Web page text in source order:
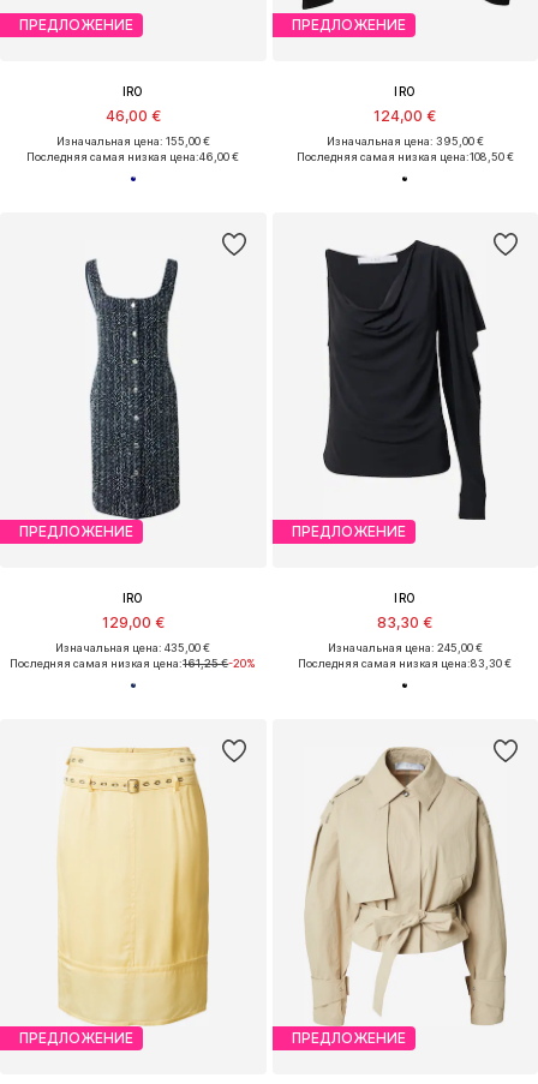
ПРЕДЛОЖЕНИЕ
IRO
46,00 €
Изначальная цена: 155,00 €
Последняя самая низкая цена:46,00 €
ПРЕДЛОЖЕНИЕ
IRO
124,00 €
Изначальная цена: 395,00 €
Последняя самая низкая цена:108,50 €
ПРЕДЛОЖЕНИЕ
IRO
129,00 €
Изначальная цена: 435,00 €
Последняя самая низкая цена:161,25 €-20%
ПРЕДЛОЖЕНИЕ
IRO
83,30 €
Изначальная цена: 245,00 €
Последняя самая низкая цена:83,30 €
ПРЕДЛОЖЕНИЕ ПРЕДЛОЖЕНИЕ